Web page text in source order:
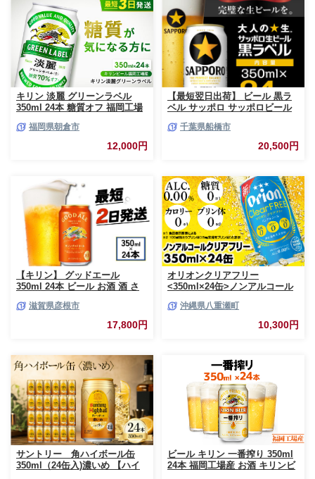
キリン 淡麗 グリーンラベル
350ml 24本 糖質オフ 福岡工場
泡酒 送料無料 ギフト 内祝い ケ
福岡県朝倉市
12,000円
【最短翌日出荷】 ビール 黒ラ
ベル サッポロ サッポロビール
箱 おすすめ 人気 ギフト 贈答
千葉県船橋市
20,500円
【キリン】 グッドエール
350ml 24本 ビール お酒 酒 さ
芽 ホップ 麦酒 Beer 缶ビール
350ml 24缶 キリンビール アル
滋賀県彦根市
17,800円
オリオンクリアフリー
<350ml×24缶>ノンアルコール
ン クリア フリー プリン体ゼロ
糖質ゼロ カロリーゼロ 爽快な
うまさ 炭酸 350ml 24缶 スッキ
沖縄県八重瀬町
10,300円
サントリー 角ハイボール缶
350ml（24缶入)濃いめ 【ハイ
ビール キリン 一番搾り 350ml
24本 福岡工場産 お酒 キリンビ